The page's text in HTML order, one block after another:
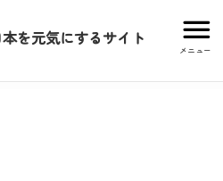
を元気にするサイト
メニュー